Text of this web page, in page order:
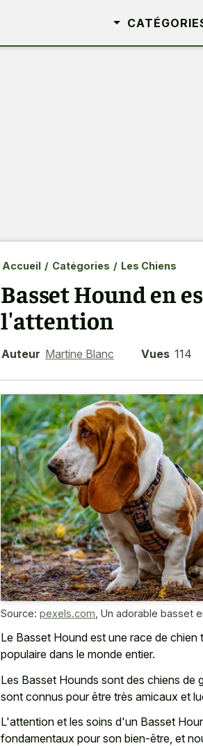
Accueil / Catégories / Les Chiens
Basset Hound en
l'attention
Auteur Martine Blanc Vues 114
Source: pexels.com Un adorable basset
Le Basset Hound est une race de chien
populaire dans le monde entier.
Les Basset Hounds sont des chiens de
sont connus pour être très amicaux et
L'attention et les soins d'un Basset
fondamentaux pour son bien-être, et